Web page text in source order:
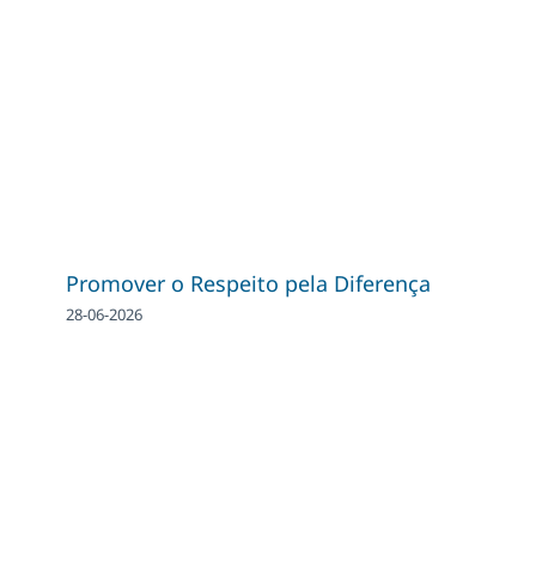
Promover o Respeito pela Diferença
28-06-2026